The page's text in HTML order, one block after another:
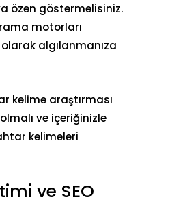
özen göstermelisiniz.
motorları
algılanmanıza
kelime araştırması
ve içeriğinizle
kelimeleri
ve SEO